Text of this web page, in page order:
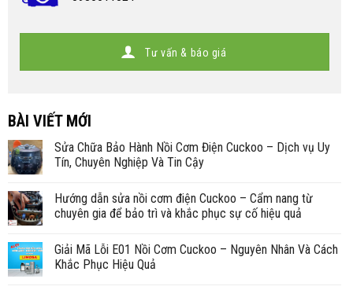
Tư vấn & báo giá
BÀI VIẾT MỚI
Sửa Chữa Bảo Hành Nồi Cơm Điện Cuckoo – Dịch vụ Uy
Tín, Chuyên Nghiệp Và Tin Cậy
Hướng dẫn sửa nồi cơm điện Cuckoo – Cẩm nang từ
chuyên gia để bảo trì và khắc phục sự cố hiệu quả
Giải Mã Lỗi E01 Nồi Cơm Cuckoo – Nguyên Nhân Và Cách
Khắc Phục Hiệu Quả